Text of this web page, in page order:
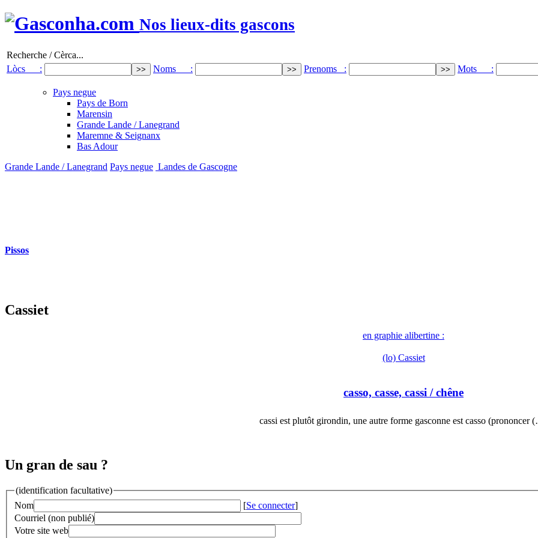
Nos lieux-dits gascons
Recherche / Cèrca...
Lòcs :
Noms : Prenoms : Mots :
Pays negue
Pays de Born
Marensin
Grande Lande / Lanegrand
Maremne & Seignanx
Bas Adour
Grande Lande / Lanegrand Pays negue Landes de Gascogne
Pissos
Cassiet
en graphie alibertine :
(lo) Cassiet
casso, casse, cassi / chêne
cassi est plutôt girondin, une autre forme gasconne est casso (prononcer
Un gran de sau ?
(identification facultative)
Nom
[Se connecter]
Courriel (non publié)
Votre site web